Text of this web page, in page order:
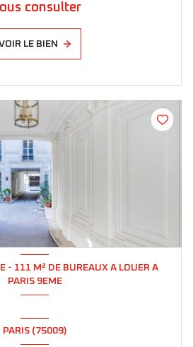
consulter
LE BIEN
- 111 M² DE BUREAUX A LOUER A
PARIS 9EME
PARIS (75009)